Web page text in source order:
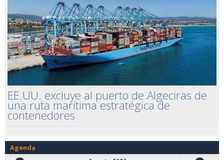
EE.UU. excluye al puerto de Algeciras de
una ruta marítima estratégica de
contenedores
Agenda